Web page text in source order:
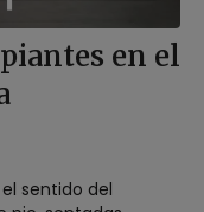
en el
sentido del